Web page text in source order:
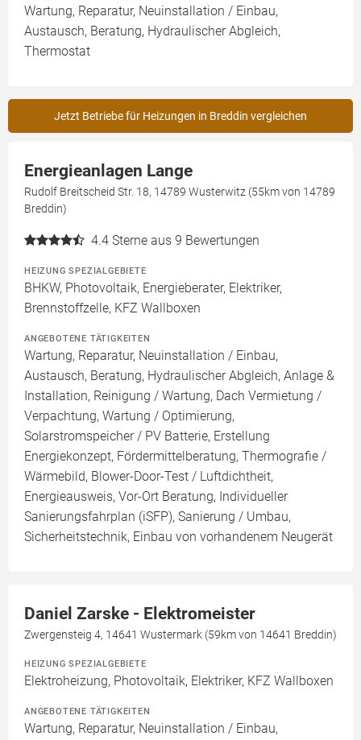
Wartung, Reparatur, Neuinstallation / Einbau,
Austausch, Beratung, Hydraulischer Abgleich,
Thermostat
Jetzt Betriebe für Heizungen in Breddin vergleichen
Energieanlagen Lange
Rudolf Breitscheid Str. 18, 14789 Wusterwitz (55km von 14789
Breddin)
4.4 Sterne aus 9 Bewertungen
HEIZUNG SPEZIALGEBIETE
BHKW, Photovoltaik, Energieberater, Elektriker,
Brennstoffzelle, KFZ Wallboxen
ANGEBOTENE TÄTIGKEITEN
Wartung, Reparatur, Neuinstallation / Einbau,
Austausch, Beratung, Hydraulischer Abgleich, Anlage &
Installation, Reinigung / Wartung, Dach Vermietung /
Verpachtung, Wartung / Optimierung,
Solarstromspeicher / PV Batterie, Erstellung
Energiekonzept, Fördermittelberatung, Thermografie /
Wärmebild, Blower-Door-Test / Luftdichtheit,
Energieausweis, Vor-Ort Beratung, Individueller
Sanierungsfahrplan (iSFP), Sanierung / Umbau,
Sicherheitstechnik, Einbau von vorhandenem Neugerät
Daniel Zarske - Elektromeister
Zwergensteig 4, 14641 Wustermark (59km von 14641 Breddin)
HEIZUNG SPEZIALGEBIETE
Elektroheizung, Photovoltaik, Elektriker, KFZ Wallboxen
ANGEBOTENE TÄTIGKEITEN
Wartung, Reparatur, Neuinstallation / Einbau,